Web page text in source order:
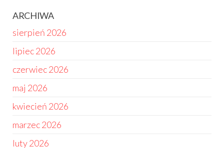
ARCHIWA
sierpień 2026
lipiec 2026
czerwiec 2026
maj 2026
kwiecień 2026
marzec 2026
luty 2026